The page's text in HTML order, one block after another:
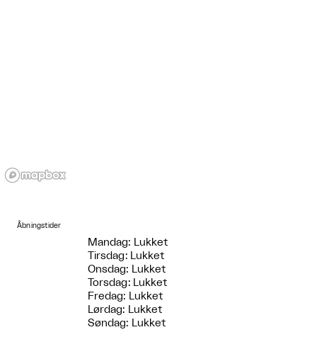
Åbningstider
Mandag: Lukket
Tirsdag: Lukket
Onsdag: Lukket
Torsdag: Lukket
Fredag: Lukket
Lørdag: Lukket
Søndag: Lukket